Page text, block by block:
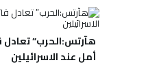
هآرتس:الحرب” تعادل
أمل عند الاسرائيلين